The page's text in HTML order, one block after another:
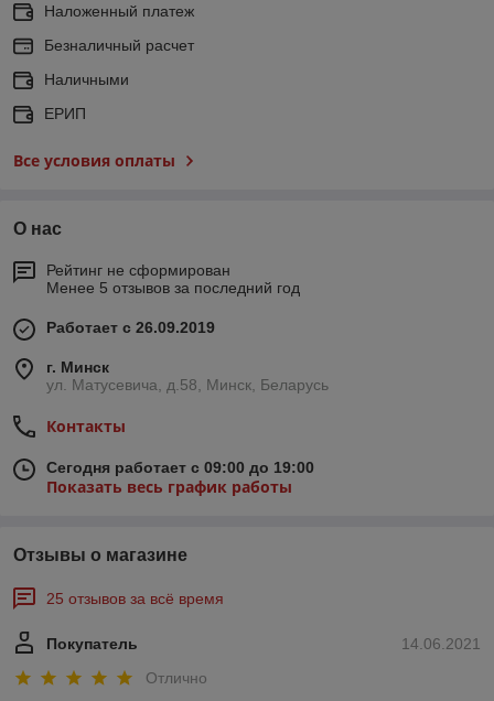
Наложенный платеж
Безналичный расчет
Наличными
ЕРИП
Все условия оплаты
О нас
Рейтинг не сформирован
Менее 5 отзывов за последний год
Работает с 26.09.2019
г. Минск
ул. Матусевича, д.58, Минск, Беларусь
Контакты
Сегодня работает с 09:00 до 19:00
Показать весь график работы
Отзывы о магазине
25 отзывов за всё время
14.06.2021
Покупатель
Отлично